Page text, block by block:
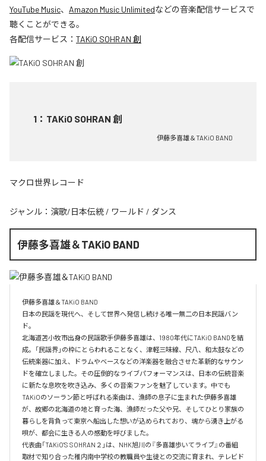
YouTube Music、 Amazon Music Unlimitedなどの音楽配信サービスで
聴くことができる。
各配信サービス： TAKiO SOHRAN 創
1 ： TAKiO SOHRAN 創
伊藤多喜雄＆TAKiO BAND
マクロ世界レコード
ジャンル： 演歌/日本伝統 / ワールド / ダンス
伊藤多喜雄＆TAKiO BAND
伊藤多喜雄＆TAKiO BAND
日本の民謡を現代へ、そして世界へ発信し続ける唯一無二の日本民謡バン
ド。
北海道苫小牧市出身の民謡歌手伊藤多喜雄は、1980年代にTAKiO BANDを結
成。「民謡界」の枠にとらわれることなく、津軽三味線、尺八、和太鼓などの
伝統楽器に加え、ドラムやベースなどの洋楽器を融合させた革新的なサウン
ドを確立しました。その圧倒的なライブパフォーマンスは、日本の伝統音楽
に新たな息吹を吹き込み、多くの音楽ファンを魅了しています。中でも
TAKiOのソーラン節と呼ばれる楽曲は、漁師の息子に生まれた伊藤多喜雄
が、故郷の北海道の地と育った海、漁師だった父や兄、そしてひとり家族の
暮らしを背負って東京へ船出した想いが込められており、魂から湧き上がる
唄が、都会に生きる人の感動を呼びました。
代表曲「TAKiO'S SOHRAN２」は、NHK旭川の『多喜雄歩いてライブ』の番組
取材で知り合った稚内南中学校の教職員や生徒との交流に育まれ、テレビド